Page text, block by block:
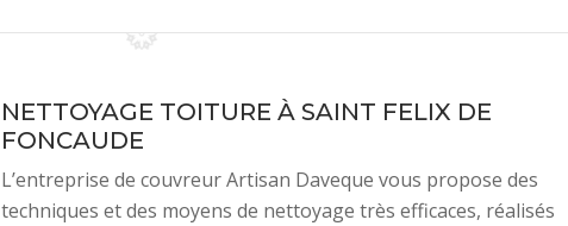
NETTOYAGE TOITURE À SAINT FELIX DE
FONCAUDE
L’entreprise de couvreur Artisan Daveque vous propose des
techniques et des moyens de nettoyage très efficaces, réalisés